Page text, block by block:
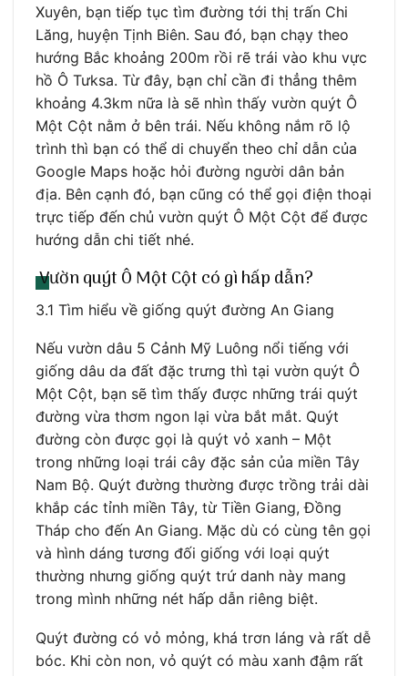
Xuyên, bạn tiếp tục tìm đường tới thị trấn Chi
Lăng, huyện Tịnh Biên. Sau đó, bạn chạy theo
hướng Bắc khoảng 200m rồi rẽ trái vào khu vực
hồ Ô Tưksa. Từ đây, bạn chỉ cần đi thẳng thêm
khoảng 4.3km nữa là sẽ nhìn thấy vườn quýt Ô
Một Cột nằm ở bên trái. Nếu không nắm rõ lộ
trình thì bạn có thể di chuyển theo chỉ dẫn của
Google Maps hoặc hỏi đường người dân bản
địa. Bên cạnh đó, bạn cũng có thể gọi điện thoại
trực tiếp đến chủ vườn quýt Ô Một Cột để được
hướng dẫn chi tiết nhé.
Vườn quýt Ô Một Cột có gì hấp dẫn?
3.1 Tìm hiểu về giống quýt đường An Giang
Nếu vườn dâu 5 Cảnh Mỹ Luông nổi tiếng với
giống dâu da đất đặc trưng thì tại vườn quýt Ô
Một Cột, bạn sẽ tìm thấy được những trái quýt
đường vừa thơm ngon lại vừa bắt mắt. Quýt
đường còn được gọi là quýt vỏ xanh – Một
trong những loại trái cây đặc sản của miền Tây
Nam Bộ. Quýt đường thường được trồng trải dài
khắp các tỉnh miền Tây, từ Tiền Giang, Đồng
Tháp cho đến An Giang. Mặc dù có cùng tên gọi
và hình dáng tương đối giống với loại quýt
thường nhưng giống quýt trứ danh này mang
trong mình những nét hấp dẫn riêng biệt.
Quýt đường có vỏ mỏng, khá trơn láng và rất dễ
bóc. Khi còn non, vỏ quýt có màu xanh đậm rất